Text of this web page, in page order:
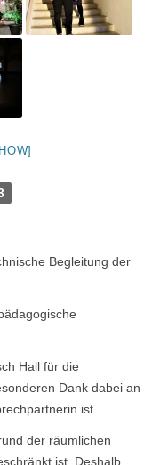
Begleitung der
Hall für die
Dank dabei an
ist.
der räumlichen
ist. Deshalb